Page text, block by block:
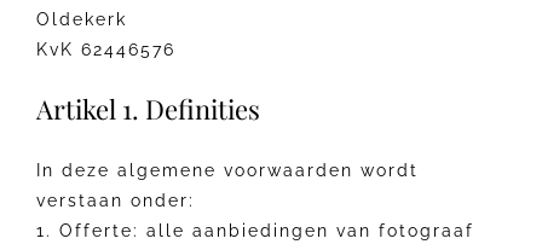
Oldekerk
KvK 62446576
Artikel 1. Definities
In deze algemene voorwaarden wordt
verstaan onder:
1. Offerte: alle aanbiedingen van fotograaf